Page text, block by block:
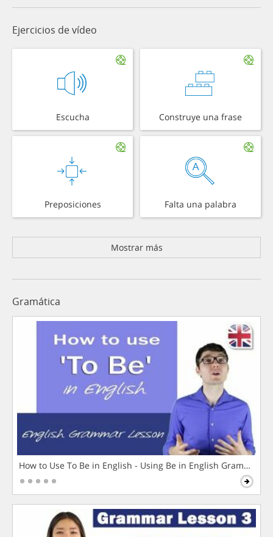
Ejercicios de vídeo
Escucha Construye una frase
Preposiciones Falta una palabra
Mostrar más
Gramática
How to Use To Be in English - Using Be in English Grammar